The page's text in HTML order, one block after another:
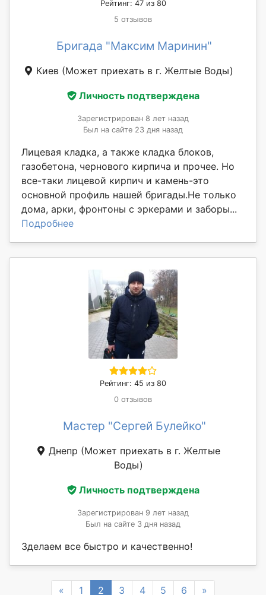
Рейтинг: 47 из 80
5 отзывов
Бригада "Максим Маринин"
Киев (Может приехать в г. Желтые Воды)
Личность подтверждена
Зарегистрирован 8 лет назад
Был на сайте 23 дня назад
Лицевая кладка, а также кладка блоков,
газобетона, чернового кирпича и прочее. Но
все-таки лицевой кирпич и камень-это
основной профиль нашей бригады.Не только
дома, арки, фронтоны с эркерами и заборы...
Подробнее
Рейтинг: 45 из 80
0 отзывов
Мастер "Сергей Булейко"
Днепр (Может приехать в г. Желтые
Воды)
Личность подтверждена
Зарегистрирован 9 лет назад
Был на сайте 3 дня назад
Зделаем все быстро и качественно!
« Previous
1 2 3 4 5 6 »